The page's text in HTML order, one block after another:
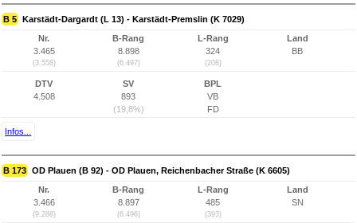
B 5 Karstädt-Dargardt (L 13) - Karstädt-Premslin (K 7029)
Nr.
3.465
(3.558)
B-Rang
8.898
(6.497)
L-Rang
324
(208)
Land
BB
DTV
4.508
SV
893
(19,8%)
BPL
VB
FD
Infos...
B 173 OD Plauen (B 92) - OD Plauen, Reichenbacher Straße (K 6605)
Nr.
3.466
(9.288)
B-Rang
8.897
(6.496)
L-Rang
485
(393)
Land
SN